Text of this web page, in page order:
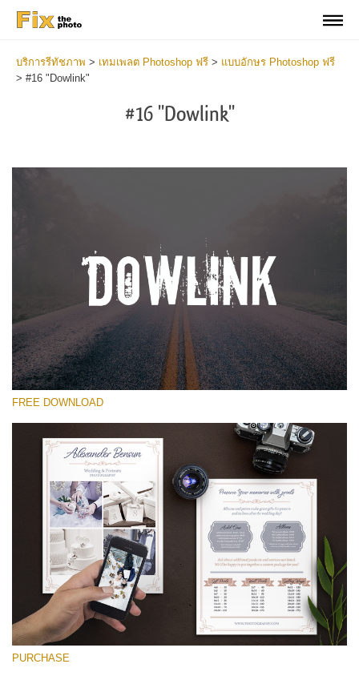
บริการรีทัชภาพ > เทมเพลต Photoshop ฟรี > แบบอักษร Photoshop ฟรี
> #16 "Dowlink"
#16 "Dowlink"
โปรดเลือก
Free Font #16
Wedding Photography Templates
ดาวน์โหลดฟรี
FREE DOWNLOAD
PURCHASE